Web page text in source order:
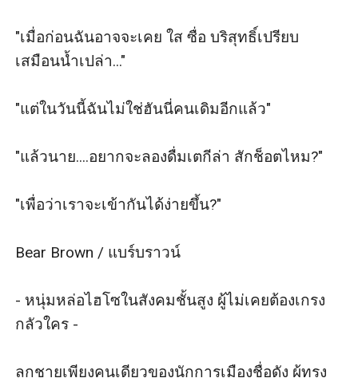
เนื้อหาทุกตัวอักษรและรูปภาพฉากประกอบ
ไม่อนุญาตให้นำไปเผยแพร่ หรือทำซ้ำ ดัดแปลง**ทั้งสิ้น
ปัญญา
Do not Copy , Reproduce , Plagiarism
"เมื่อก่อนฉันอาจจะเคย ใส ซื่อ บริสุทธิ์เปรียบ
เสมือนน้ำเปล่า..."
"แต่ในวันนี้ฉันไม่ใช่ฮันนี่คนเดิมอีกแล้ว"
"แล้วนาย....อยากจะลองดื่มเตกีล่า สักช็อตไหม?"
"เพื่อว่าเราจะเข้ากันได้ง่ายขึ้น?"
Bear Brown / แบร์บราวน์
- หนุ่มหล่อไฮโซในสังคมชั้นสูง ผู้ไม่เคยต้องเกรง
กลัวใคร -
ลูกชายเพียงคนเดียวของนักการเมืองชื่อดัง ผู้ทรง